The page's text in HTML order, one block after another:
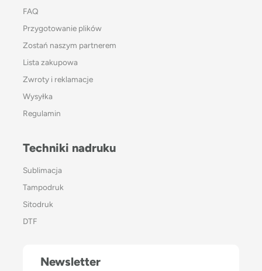
FAQ
Przygotowanie plików
Zostań naszym partnerem
Lista zakupowa
Zwroty i reklamacje
Wysyłka
Regulamin
Techniki nadruku
Sublimacja
Tampodruk
Sitodruk
DTF
Newsletter